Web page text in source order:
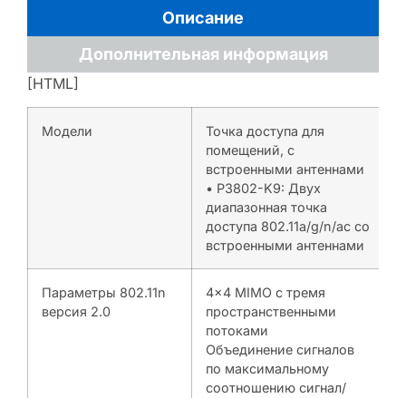
Описание
Дополнительная информация
[HTML]
Модели
Точка доступа для
помещений, с
встроенными антеннами
• P3802-K9: Двух
диапазонная точка
доступа 802.11a/g/n/ac со
встроенными антеннами
Параметры 802.11n
версия 2.0
4×4 MIMO с тремя
пространственными
потоками
Объединение сигналов
по максимальному
соотношению сигнал/